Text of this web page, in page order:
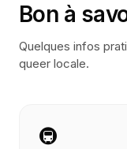
Bon à
Quelques infos
queer locale.
🚇